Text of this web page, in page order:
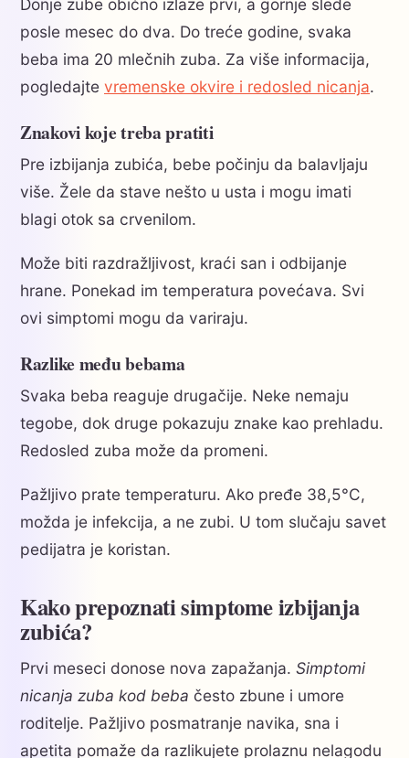
Donje zube obično izlaze prvi, a gornje slede
posle mesec do dva. Do treće godine, svaka
beba ima 20 mlečnih zuba. Za više informacija,
pogledajte vremenske okvire i redosled nicanja.
Znakovi koje treba pratiti
Pre izbijanja zubića, bebe počinju da balavljaju
više. Žele da stave nešto u usta i mogu imati
blagi otok sa crvenilom.
Može biti razdražljivost, kraći san i odbijanje
hrane. Ponekad im temperatura povećava. Svi
ovi simptomi mogu da variraju.
Razlike među bebama
Svaka beba reaguje drugačije. Neke nemaju
tegobe, dok druge pokazuju znake kao prehladu.
Redosled zuba može da promeni.
Pažljivo prate temperaturu. Ako pređe 38,5°C,
možda je infekcija, a ne zubi. U tom slučaju savet
pedijatra je koristan.
Kako prepoznati simptome izbijanja
zubića?
Prvi meseci donose nova zapažanja. Simptomi
nicanja zuba kod beba često zbune i umore
roditelje. Pažljivo posmatranje navika, sna i
apetita pomaže da razlikujete prolaznu nelagodu